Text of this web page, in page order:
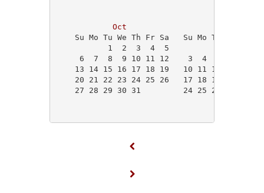
Oct
Su Mo Tu We Th Fr Sa   Su Mo Tu We Th
1  2  3  4  5
6  7  8  9 10 11 12    3  4  5  6  7
13 14 15 16 17 18 19   10 11 12 13 14
20 21 22 23 24 25 26   17 18 19 20 21
27 28 29 30 31         24 25 26